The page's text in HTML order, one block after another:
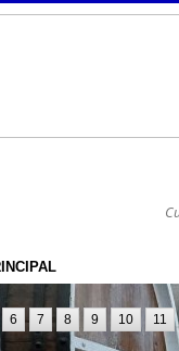
6 7 8 9 10 11